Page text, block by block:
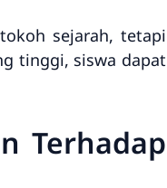
sejarah, tetapi
tinggi, siswa dapat
Terhadap